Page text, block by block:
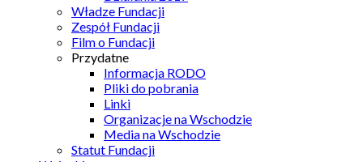
Władze Fundacji
Zespół Fundacji
Film o Fundacji
Przydatne
Informacja RODO
Pliki do pobrania
Linki
Organizacje na Wschodzie
Media na Wschodzie
Statut Fundacji